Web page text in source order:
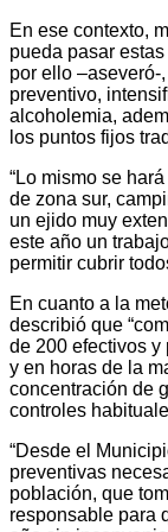
En ese contexto,
pueda pasar
por ello –aseveró-
preventivo,
alcoholemia,
los puntos fijos
“Lo mismo se
de zona sur,
un ejido muy
este año un
permitir cubrir
En cuanto a la
describió que
de 200 efectivos
y en horas de la
concentración de
controles
“Desde el
preventivas
población, que
responsable para